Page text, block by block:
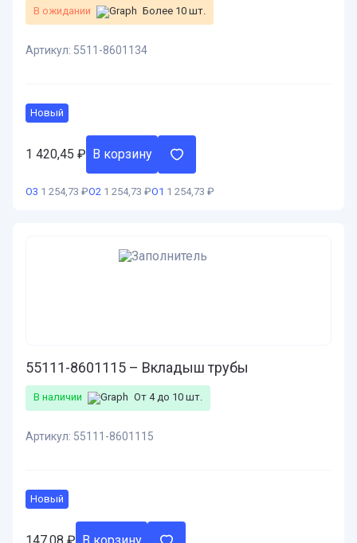
В ожидании Более 10 шт.
Артикул: 5511-8601134
Новый
1 420,45 ₽ В корзину
О3 1 254,73 ₽О2 1 254,73 ₽О1 1 254,73 ₽
55111-8601115 – Вкладыш трубы
В наличии От 4 до 10 шт.
Артикул: 55111-8601115
Новый